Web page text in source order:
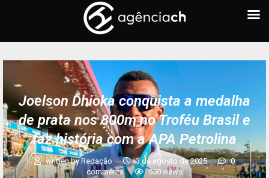
Joelson Dhioka conquista a medalha
de prata nos 800m no Troféu Brasil e
faz história com a APA Petrolina
written byRedação 3 de agosto de 2025
0
comments
550 views